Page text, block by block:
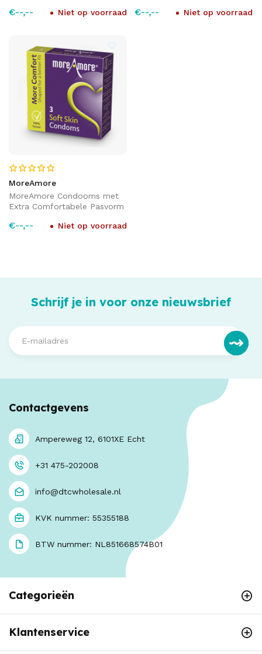
€--,-- Niet op voorraad €--,-- Niet op voorraad
MoreAmore
MoreAmore Condooms met
Extra Comfortabele Pasvorm
€--,-- Niet op voorraad
Schrijf je in voor onze nieuwsbrief
Contactgevens
Ampereweg 12, 6101XE Echt
+31 475-202008
info@dtcwholesale.nl
KVK nummer: 55355188
BTW nummer: NL851668574B01
Categorieën
Klantenservice